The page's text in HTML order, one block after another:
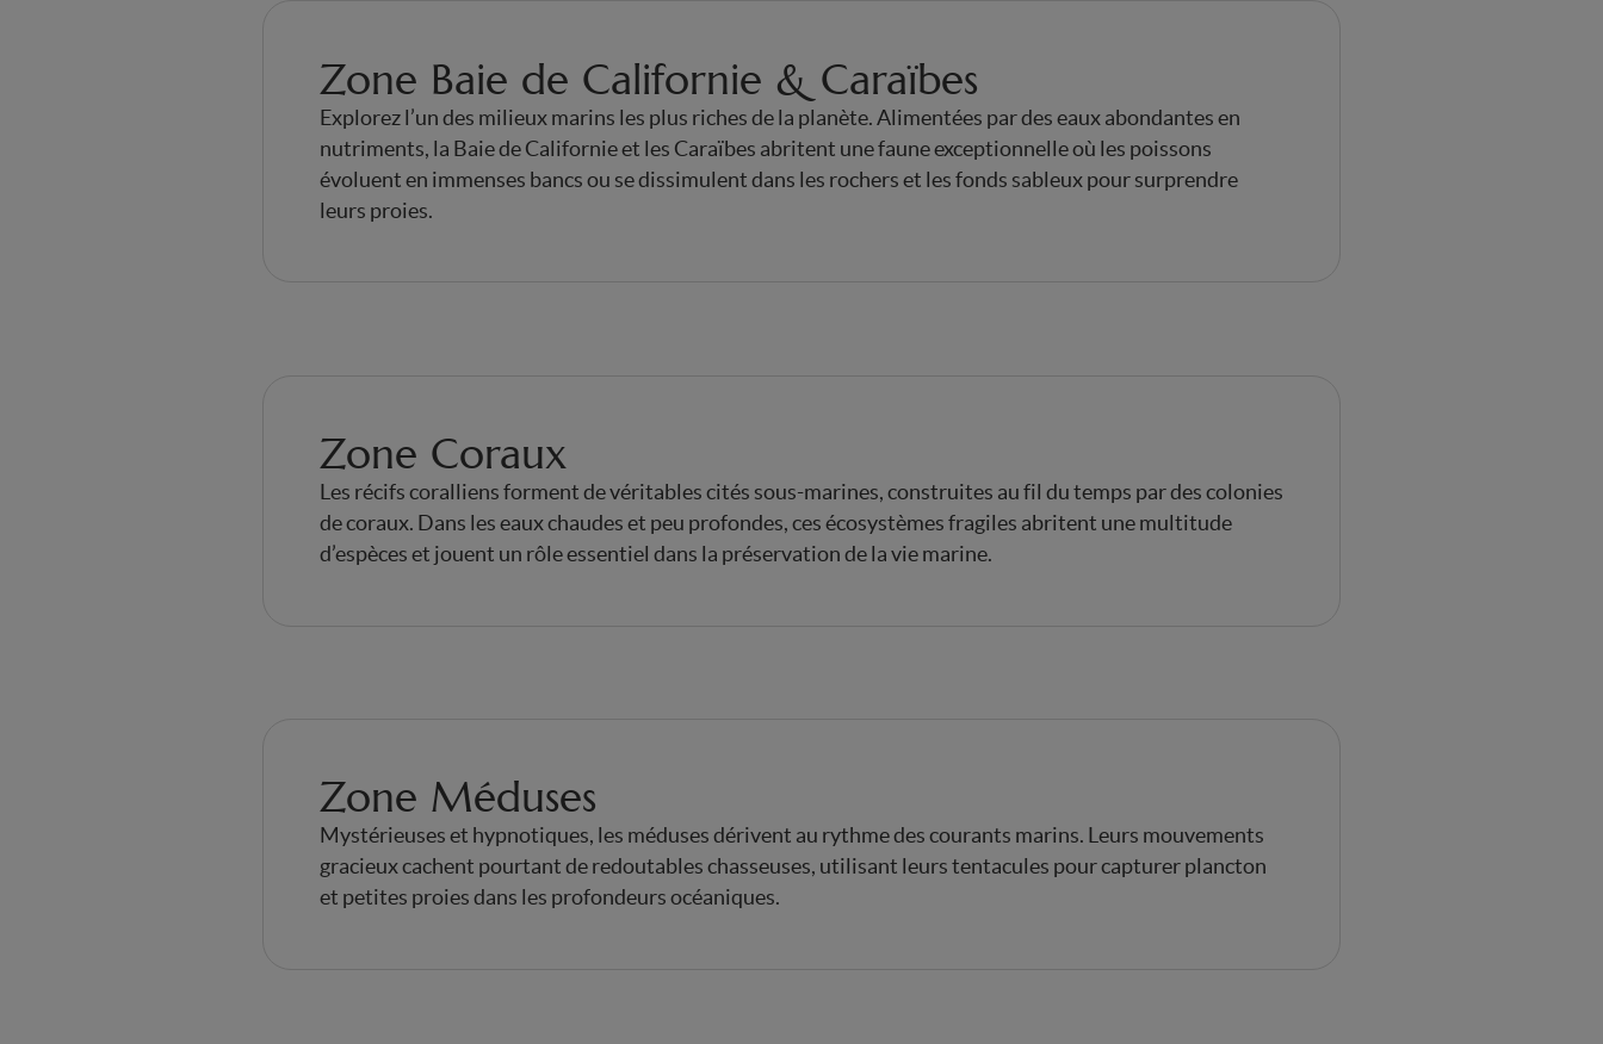
Zone Baie de Californie & Caraïbes
Explorez l’un des milieux marins les plus riches de la planète. Alimentées par des eaux abondantes en
nutriments, la Baie de Californie et les Caraïbes abritent une faune exceptionnelle où les poissons
évoluent en immenses bancs ou se dissimulent dans les rochers et les fonds sableux pour surprendre
leurs proies.
Zone Coraux
Les récifs coralliens forment de véritables cités sous-marines, construites au fil du temps par des colonies
de coraux. Dans les eaux chaudes et peu profondes, ces écosystèmes fragiles abritent une multitude
d’espèces et jouent un rôle essentiel dans la préservation de la vie marine.
Zone Méduses
Mystérieuses et hypnotiques, les méduses dérivent au rythme des courants marins. Leurs mouvements
gracieux cachent pourtant de redoutables chasseuses, utilisant leurs tentacules pour capturer plancton
et petites proies dans les profondeurs océaniques.